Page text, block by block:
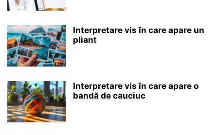
Interpretare vis în care apare un
pliant
Interpretare vis în care apare o
bandă de cauciuc